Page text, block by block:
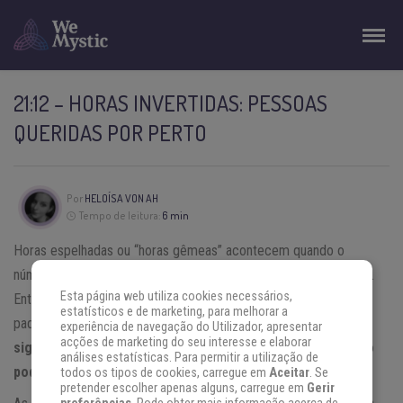
21:12 – HORAS INVERTIDAS: PESSOAS
QUERIDAS POR PERTO
Por HELOÍSA VON AH
Tempo de leitura: 6 min
Horas espelhadas ou “horas gêmeas” acontecem quando o
número de horas no relógio corresponde ao número de minutos.
Entretanto, existem também ashoras invertidasque exibem um
padrão simétrico, como a hora21:12.Cada hora tem um
significado especial e, se você as vir com frequência, isso
pode significar muitas coisas.
Esta página web utiliza cookies necessários,
estatísticos e de marketing, para melhorar a
experiência de navegação do Utilizador, apresentar
acções de marketing do seu interesse e elaborar
análises estatísticas. Para permitir a utilização de
todos os tipos de cookies, carregue em Aceitar. Se
pretender escolher apenas alguns, carregue em Gerir